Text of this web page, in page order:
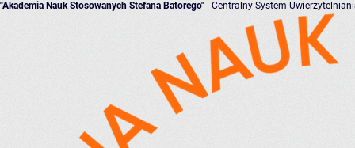
"Akademia Nauk Stosowanych Stefana Batorego" - Centralny System